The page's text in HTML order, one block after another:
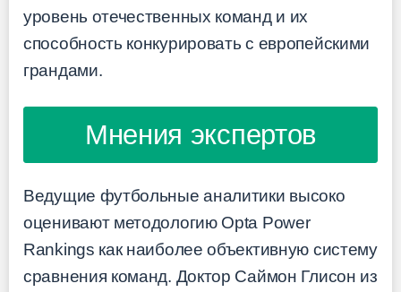
уровень отечественных команд и их
способность конкурировать с европейскими
грандами.
Мнения экспертов
Ведущие футбольные аналитики высоко
оценивают методологию Opta Power
Rankings как наиболее объективную систему
сравнения команд. Доктор Саймон Глисон из